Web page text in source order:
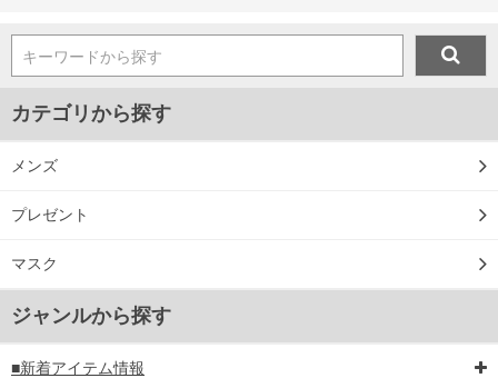
キーワードから探す
カテゴリから探す
メンズ
プレゼント
マスク
ジャンルから探す
■新着アイテム情報